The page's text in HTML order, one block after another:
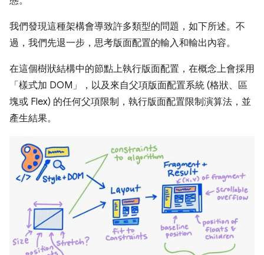
我們發現這種架構會導致許多類型的問題，如下所述。不
過，我們先退一步，思考版面配置的輸入和輸出內容。
在這個樹狀結構中的節點上執行版面配置，在概念上會採用
「樣式加 DOM」，以及來自父項版面配置系統 (格狀、區
塊或 Flex) 的任何父項限制，執行版面配置限制演算法，並
產生結果。